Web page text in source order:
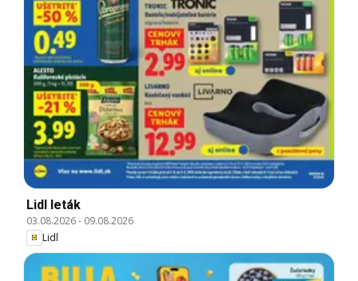
Lidl leták
03.08.2026- 09.08.2026
Lidl